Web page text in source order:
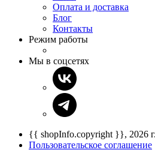
Оплата и доставка
Блог
Контакты
Режим работы
Мы в соцсетях
{{ shopInfo.copyright }}, 2026 г.
Пользовательское соглашение